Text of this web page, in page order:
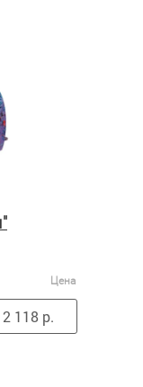
Цена
2 118 р.